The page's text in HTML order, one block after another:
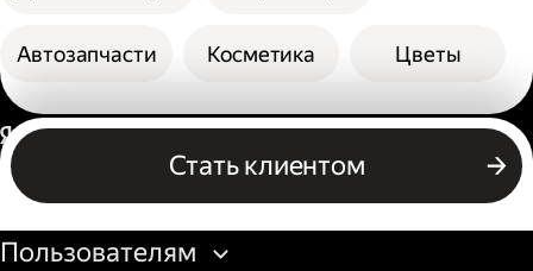
Автозапчасти Косметика Цветы
Стать клиентом
Россия
Бизнесу
Пользователям